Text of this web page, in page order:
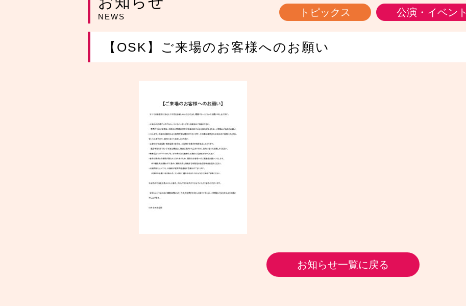
NEWS トピックス 公演・イベント
【OSK】ご来場のお客様へのお願い
お知らせ一覧に戻る